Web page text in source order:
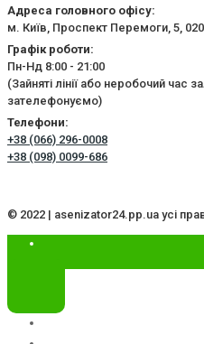
Адреса головного офісу:
м. Київ, Проспект Перемоги, 5,
Графік роботи:
Пн-Нд 8:00 - 21:00
(Зайняті лінії або неробочий час
зателефонуємо)
Телефони:
+38 (066) 296-0008
+38 (098) 0099-686
© 2022 | asenizator24.pp.ua усі